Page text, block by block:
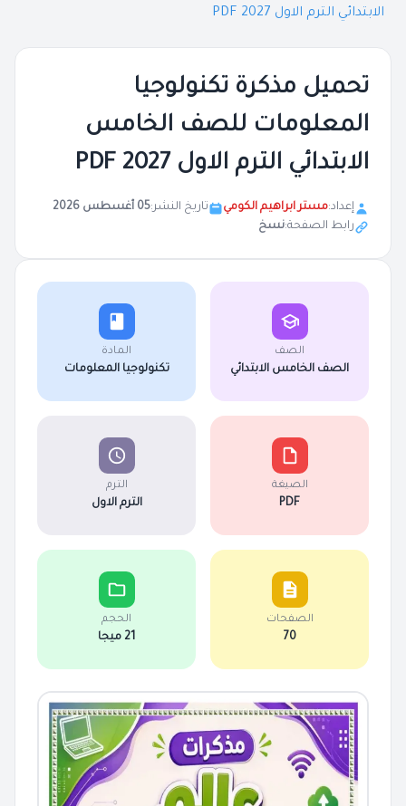
الابتدائي الترم الاول 2027 PDF
تحميل مذكرة تكنولوجيا
المعلومات للصف الخامس
الابتدائي الترم الاول 2027 PDF
إعداد:مستر ابراهيم الكومي تاريخ النشر:05 أغسطس 2026
رابط الصفحة:نسخ
الصف
الصف الخامس الابتدائي
المادة
تكنولوجيا المعلومات
الصيغة
PDF
الترم
الترم الاول
الصفحات
70
الحجم
21 ميجا